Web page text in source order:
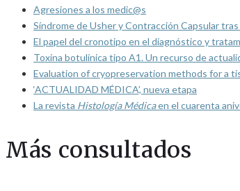
Agresiones a los medic@s
Síndrome de Usher y Contracción Capsular
El papel del cronotipo en el diagnóstico y
Toxina botulínica tipo A1. Un recurso de
Evaluation of cryopreservation methods for a
‘ACTUALIDAD MÉDICA’, nueva etapa
La revista Histología Médicaen el cuarenta
Más consultados